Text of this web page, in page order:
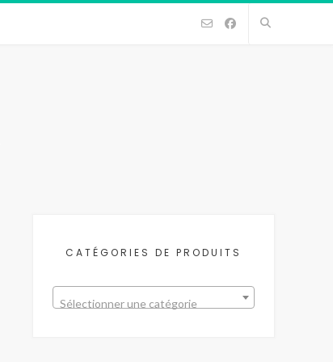
CATÉGORIES DE PRODUITS
Sélectionner une catégorie